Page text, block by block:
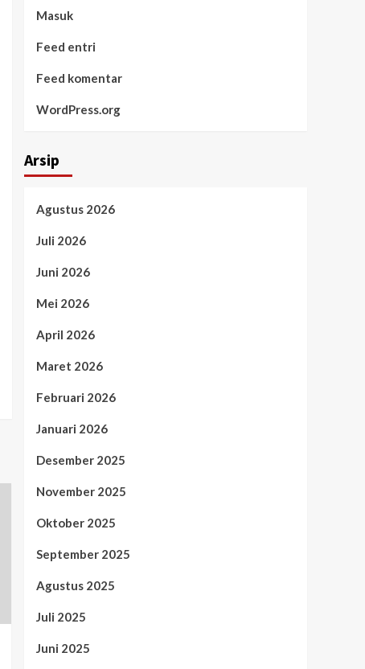
Masuk
Feed entri
Feed komentar
WordPress.org
Arsip
Agustus 2026
Juli 2026
Juni 2026
Mei 2026
April 2026
Maret 2026
Februari 2026
Januari 2026
Desember 2025
November 2025
Oktober 2025
September 2025
Agustus 2025
Juli 2025
Juni 2025